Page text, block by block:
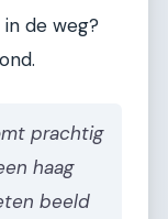
de weg?
prachtig
haag
beeld